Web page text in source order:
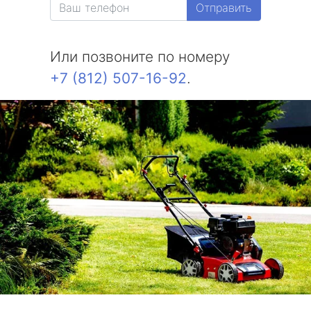
Отправить
Или позвоните по номеру
+7 (812) 507-16-92.